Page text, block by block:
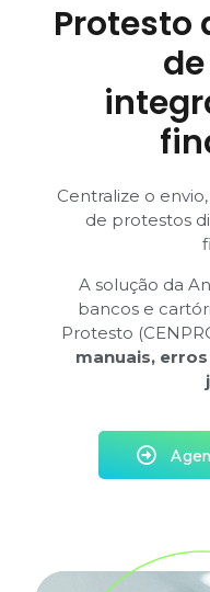
Protesto
Centralize o
de protestos
A solução da
bancos e
Protesto
manuais,